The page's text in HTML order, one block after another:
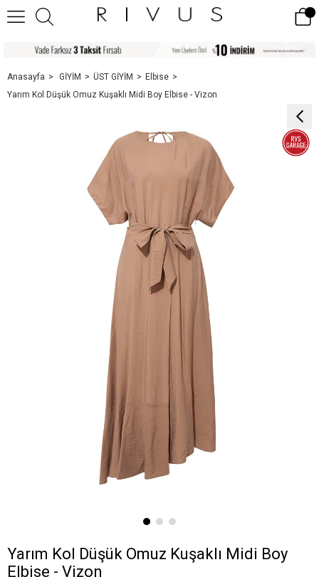
Anasayfa GİYİM ÜST GİYİM
Elbise
Yarım Kol Düşük Omuz Kuşaklı Midi Boy Elbise - Vizon
Yarım Kol Düşük Omuz Kuşaklı Midi Boy
Elbise - Vizon